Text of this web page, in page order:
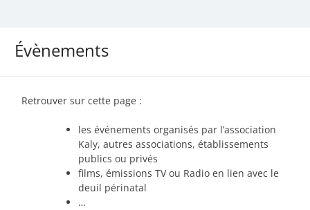
Évènements
Retrouver sur cette page :
les événements organisés par l’association
Kaly, autres associations, établissements
publics ou privés
films, émissions TV ou Radio en lien avec le
deuil périnatal
…
00:00